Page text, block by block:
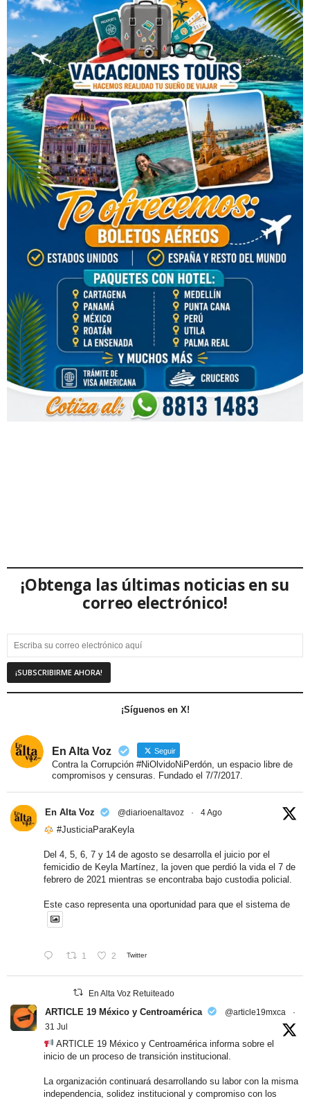
¡Obtenga las últimas noticias en su
correo electrónico!
¡Síguenos en X!
En Alta Voz Seguir
Contra la Corrupción #NiOlvidoNiPerdón, un espacio libre de
compromisos y censuras. Fundado el 7/7/2017.
En Alta Voz @diarioenaltavoz · 4 Ago
#JusticiaParaKeyla
Del 4, 5, 6, 7 y 14 de agosto se desarrolla el juicio por el
femicidio de Keyla Martínez, la joven que perdió la vida el 7 de
febrero de 2021 mientras se encontraba bajo custodia policial.
Este caso representa una oportunidad para que el sistema de
1 2 Twitter
En Alta Voz Retuiteado
ARTICLE 19 México y Centroamérica @article19mxca
·
31 Jul
ARTICLE 19 México y Centroamérica informa sobre el
inicio de un proceso de transición institucional.
La organización continuará desarrollando su labor con la misma
independencia, solidez institucional y compromiso con los